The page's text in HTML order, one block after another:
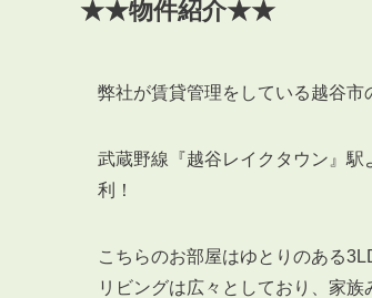
ABOUT私たちについて
会社概要
★★物件紹介★★
弊社が賃貸管理をしている越谷市
武蔵野線『越谷レイクタウン』
利！
こちらのお部屋はゆとりのある
リビングは広々としており、家